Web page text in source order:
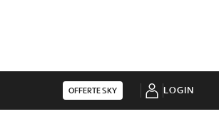
OFFERTE SKY LOGIN